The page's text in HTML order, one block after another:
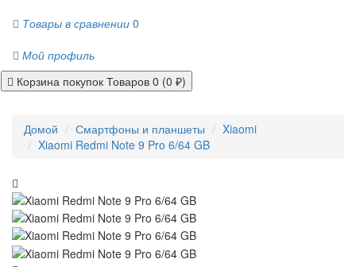
Товары в сравнении 0
Мой профиль
Корзина покупок Товаров 0 (0 ₽)
Домой Смартфоны и планшеты
Xiaomi
Xiaomi Redmi Note 9 Pro 6/64 GB